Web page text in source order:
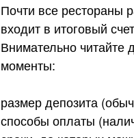
Почти все рестораны
входит в итоговый
Внимательно
моменты:
размер депозита
способы оплаты